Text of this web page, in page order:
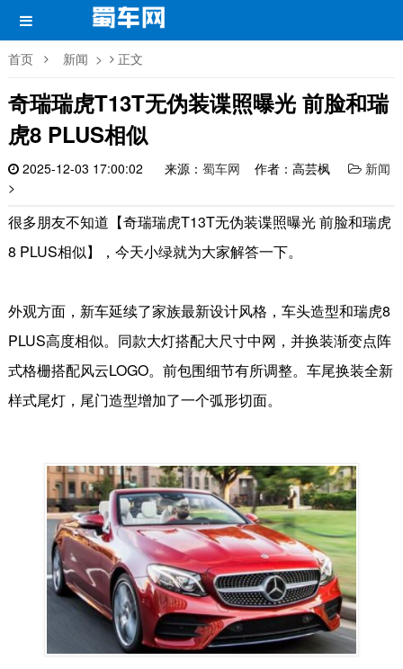
首页 新闻 > 正文
奇瑞瑞虎T13T无伪装谍照曝光 前脸和瑞
虎8 PLUS相似
2025-12-03 17:00:02 来源： 蜀车网 作者：高芸枫
新闻
>
很多朋友不知道【奇瑞瑞虎T13T无伪装谍照曝光 前脸和瑞虎
8 PLUS相似】，今天小绿就为大家解答一下。
外观方面，新车延续了家族最新设计风格，车头造型和瑞虎8
PLUS高度相似。同款大灯搭配大尺寸中网，并换装渐变点阵
式格栅搭配风云LOGO。前包围细节有所调整。车尾换装全新
样式尾灯，尾门造型增加了一个弧形切面。